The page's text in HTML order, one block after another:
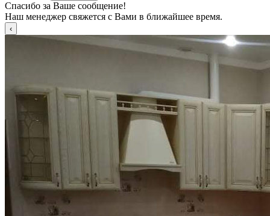
Спасибо за Ваше сообщение!
Наш менеджер свяжется с Вами в ближайшее время.